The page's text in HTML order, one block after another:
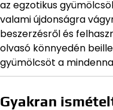
az egzotikus
valami újdonságra
beszerzésről és
olvasó könnyedén
gyümölcsöt a
Gyakran